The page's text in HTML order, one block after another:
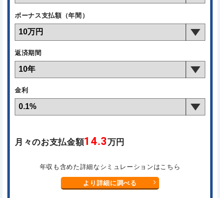
ボーナス支払額（年間）
返済期間
金利
月々のお支払金額14.3万円
年収も含めた詳細なシミュレーションはこちら
より詳細に調べる